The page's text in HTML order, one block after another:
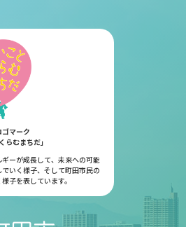
マーク
らむまちだ」
ーが成長して、未来への可能
いく様子、そして町田市民の
子を表しています。